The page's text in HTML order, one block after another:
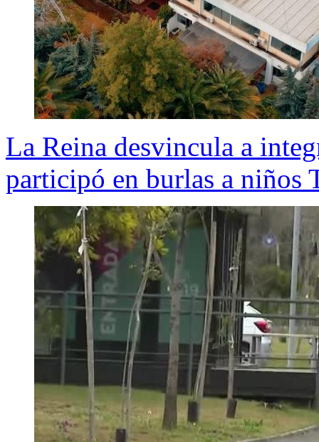
La Reina desvincula a
participó en burlas a niños